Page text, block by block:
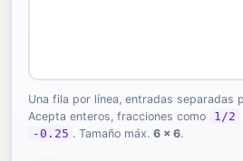
Una fila por línea, entradas separadas
Acepta enteros, fracciones como
1/2
-0.25 . Tamaño máx.6 × 6.